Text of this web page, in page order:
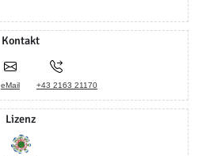
Kontakt
eMail +43 2163 21170
Lizenz